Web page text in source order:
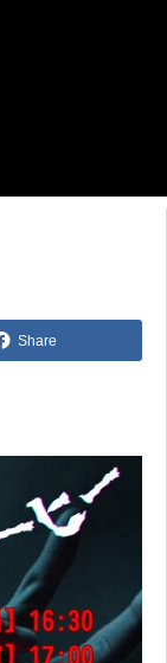
Share